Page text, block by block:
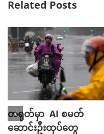
Related Posts
တရုတ်မှာ AI စမတ်
ဆောင်းဦးထုပ်တွေ